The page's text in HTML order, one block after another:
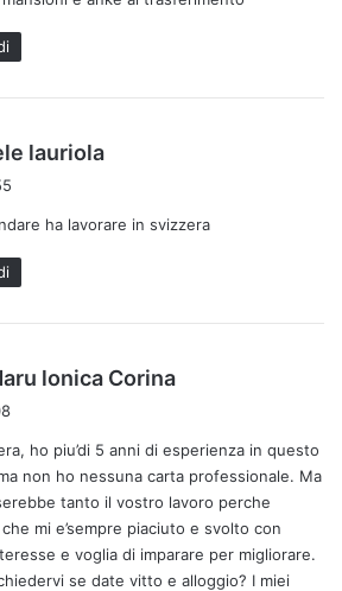
t
t
o
lauriola
e
ha lavorare in svizzera
lonica Corina
e
t
t
o
:
ho piu’di 5 anni di esperienza in questo
non ho nessuna carta professionale. Ma
tanto il vostro lavoro perche
che mi e’sempre piaciuto e svolto con
e voglia di imparare per migliorare.
se date vitto e alloggio? I miei